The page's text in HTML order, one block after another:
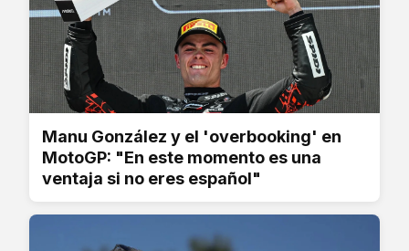
Manu González y el 'overbooking' en
MotoGP: "En este momento es una
ventaja si no eres español"